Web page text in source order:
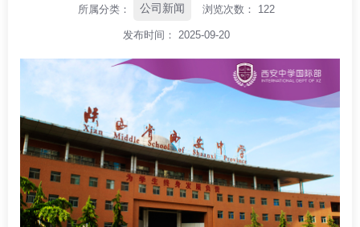
所属分类： 公司新闻 浏览次数： 122
发布时间： 2025-09-20